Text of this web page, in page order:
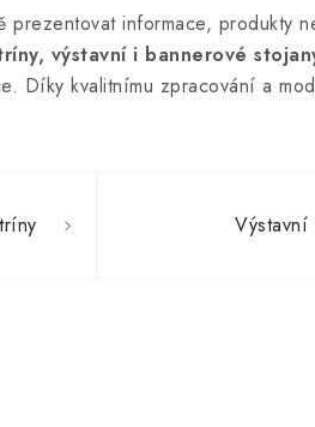
prezentovat informace, produkty
výstavní i bannerové
Díky kvalitnímu zpracování a
Výstavní